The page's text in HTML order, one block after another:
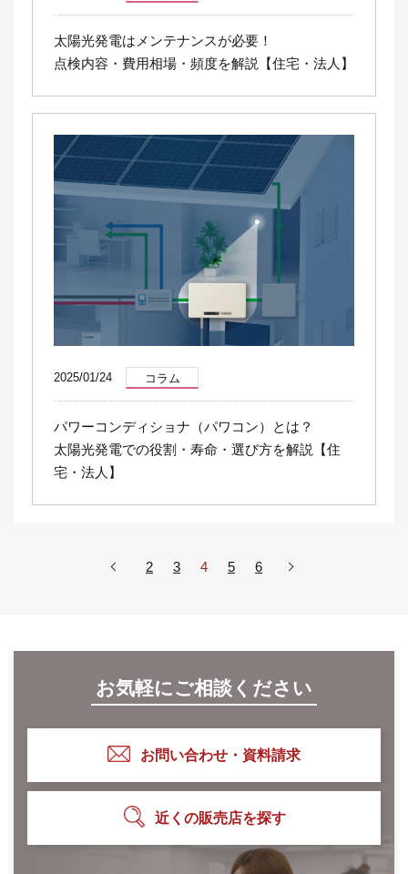
太陽光発電はメンテナンスが必要！
点検内容・費用相場・頻度を解説【住宅・法人】
2025/01/24 コラム
パワーコンディショナ（パワコン）とは？
太陽光発電での役割・寿命・選び方を解説【住
宅・法人】
2 3 4 5 6
お気軽にご相談ください
お問い合わせ・資料請求
近くの販売店を探す